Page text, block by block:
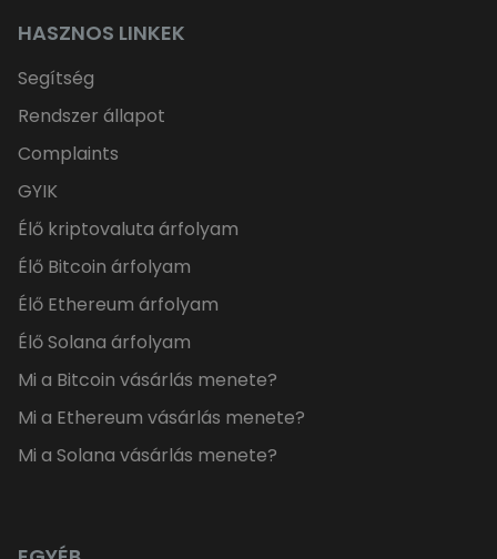
HASZNOS LINKEK
Segítség
Rendszer állapot
Complaints
GYIK
Élő kriptovaluta árfolyam
Élő Bitcoin árfolyam
Élő Ethereum árfolyam
Élő Solana árfolyam
Mi a Bitcoin vásárlás menete?
Mi a Ethereum vásárlás menete?
Mi a Solana vásárlás menete?